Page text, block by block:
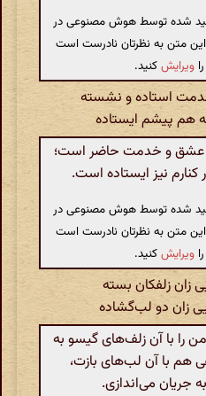
شده توسط هوش مصنوعی در
این متن به نظرتان نادرست است
ویرایشکنید.
استاده و نشسته
هم پیشم ایستاده
و خدمت حاضر است؛
نیز ایستاده است.
شده توسط هوش مصنوعی در
این متن به نظرتان نادرست است
ویرایشکنید.
زان زلفکان بسته
زان دو لب‌گشاده
را با آن زلف‌های گیسو به
هم با آن لب‌های بازت،
جریان می‌اندازی.